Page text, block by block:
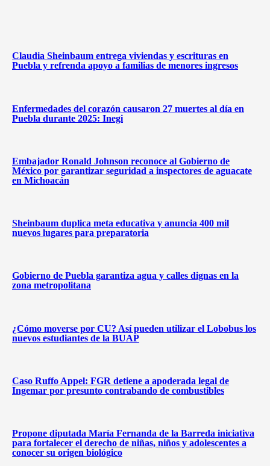
Claudia Sheinbaum entrega viviendas y escrituras en
Puebla y refrenda apoyo a familias de menores ingresos
Enfermedades del corazón causaron 27 muertes al día en
Puebla durante 2025: Inegi
Embajador Ronald Johnson reconoce al Gobierno de
México por garantizar seguridad a inspectores de aguacate
en Michoacán
Sheinbaum duplica meta educativa y anuncia 400 mil
nuevos lugares para preparatoria
Gobierno de Puebla garantiza agua y calles dignas en la
zona metropolitana
¿Cómo moverse por CU? Así pueden utilizar el Lobobus los
nuevos estudiantes de la BUAP
Caso Ruffo Appel: FGR detiene a apoderada legal de
Ingemar por presunto contrabando de combustibles
Propone diputada María Fernanda de la Barreda iniciativa
para fortalecer el derecho de niñas, niños y adolescentes a
conocer su origen biológico